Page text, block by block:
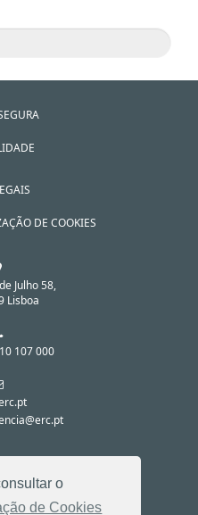
o
de Cookies
DE COOKIES
Julho 58,
Lisboa
107 000